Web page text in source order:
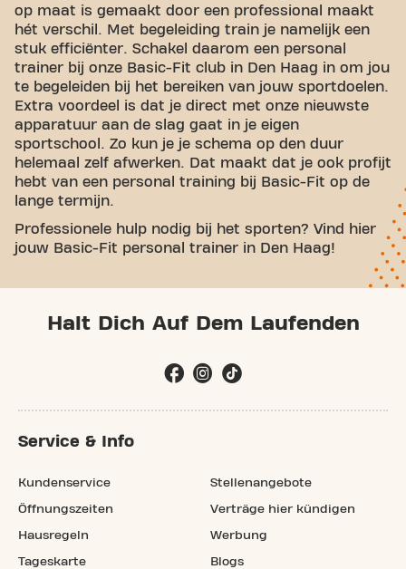
op maat is gemaakt door een professional maakt
hét verschil. Met begeleiding train je namelijk een
stuk efficiënter. Schakel daarom een personal
trainer bij onze Basic-Fit club in Den Haag in om jou
te begeleiden bij het bereiken van jouw sportdoelen.
Extra voordeel is dat je direct met onze nieuwste
apparatuur aan de slag gaat in je eigen
sportschool. Zo kun je je schema op den duur
helemaal zelf afwerken. Dat maakt dat je ook profijt
hebt van een personal training bij Basic-Fit op de
lange termijn.
Professionele hulp nodig bij het sporten? Vind hier
jouw Basic-Fit personal trainer in Den Haag!
Halt Dich Auf Dem Laufenden
Service & Info
Kundenservice
Öffnungszeiten
Hausregeln
Tageskarte
Stellenangebote
Verträge hier kündigen
Werbung
Blogs